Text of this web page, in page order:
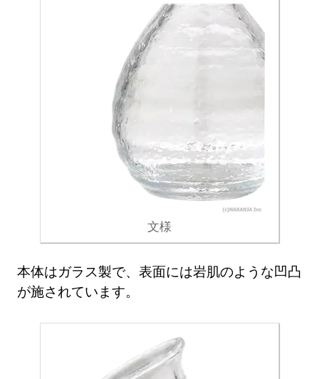
文様
本体はガラス製で、表面には岩肌のような凹凸
が施されています。